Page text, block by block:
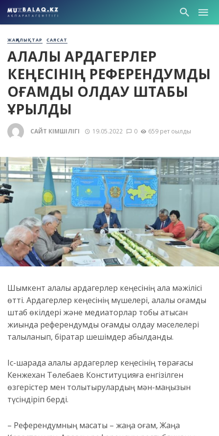
ЖАҢАЛЫҚТАР САЯСАТ
ҚАЛАЛЫҚ АРДАГЕРЛЕР
КЕҢЕСІНІҢ РЕФЕРЕНДУМДЫ
ҚОҒАМДЫҚ ҚОЛДАУ ШТАБЫ
ҚҰРЫЛДЫ
САЙТ ӘКІМШІЛІГІ 19.05.2022 0 659 рет оқылды
Шымкент қалалық ардагерлер кеңесінің алқа мәжілісі
өтті. Ардагерлер кеңесінің мүшелері, қалалық қоғамдық
штаб өкілдері және медиаторлар тобы қатысқан
жиында референдумды қоғамдық қолдау мәселелері
талқыланып, бірқатар шешімдер қабылданды.
Іс-шарада қалалық ардагерлер кеңесінің төрағасы
Кенжехан Төлебаев Конституцияға енгізілген
өзгерістер мен толықтырулардың мән-маңызын
түсіндіріп берді.
– Референдумның мақсаты – жаңа қоғам, Жаңа